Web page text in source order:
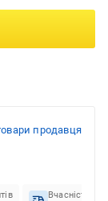
продавця
Вчасність